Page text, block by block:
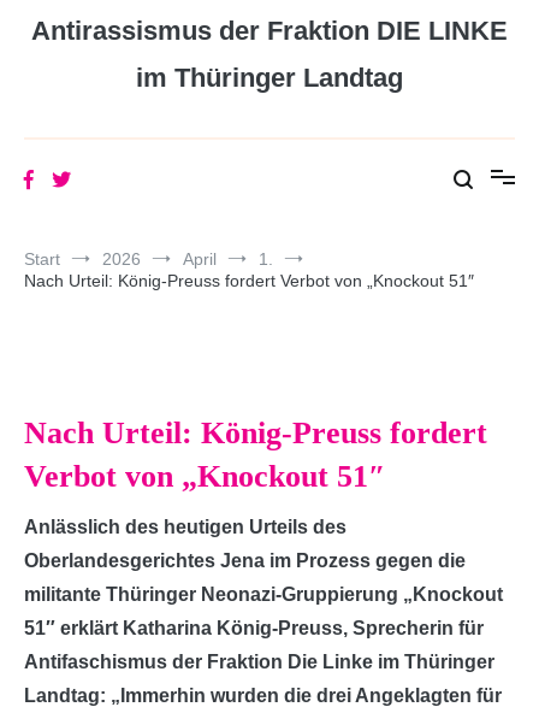
Antirassismus der Fraktion DIE LINKE
im Thüringer Landtag
Start 2026 April
1.
Nach Urteil: König-Preuss fordert Verbot von „Knockout 51″
Nach Urteil: König-Preuss fordert
Verbot von „Knockout 51″
Anlässlich des heutigen Urteils des
Oberlandesgerichtes Jena im Prozess gegen die
militante Thüringer Neonazi-Gruppierung „Knockout
51″ erklärt Katharina König-Preuss, Sprecherin für
Antifaschismus der Fraktion Die Linke im Thüringer
Landtag: „Immerhin wurden die drei Angeklagten für